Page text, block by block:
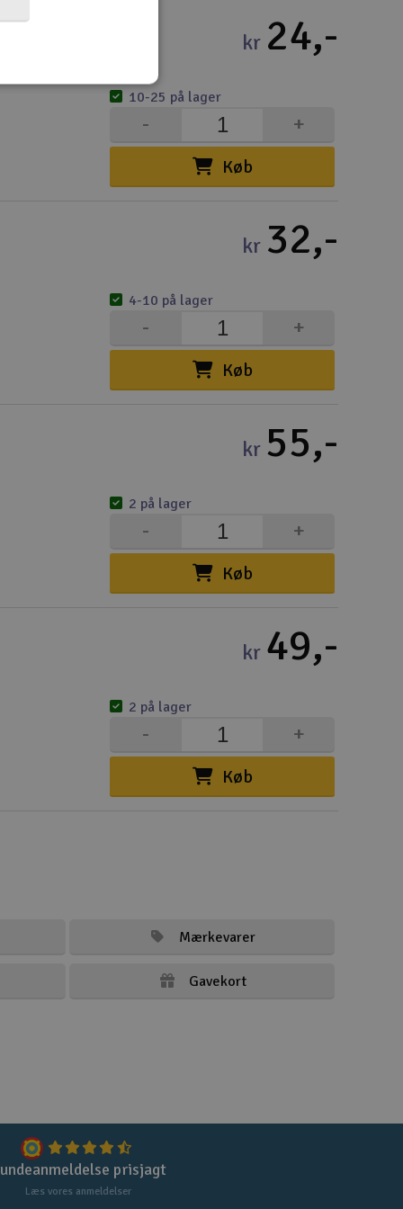
kr 24,-
Køb
+
-
10-25 på lager
kr 32,-
Køb
+
-
4-10 på lager
kr 55,-
Køb
+
-
2 på lager
kr 49,-
Køb
+
-
2 på lager
Mærkevarer
Gavekort
prisjagt
Læs vores anmeldelser